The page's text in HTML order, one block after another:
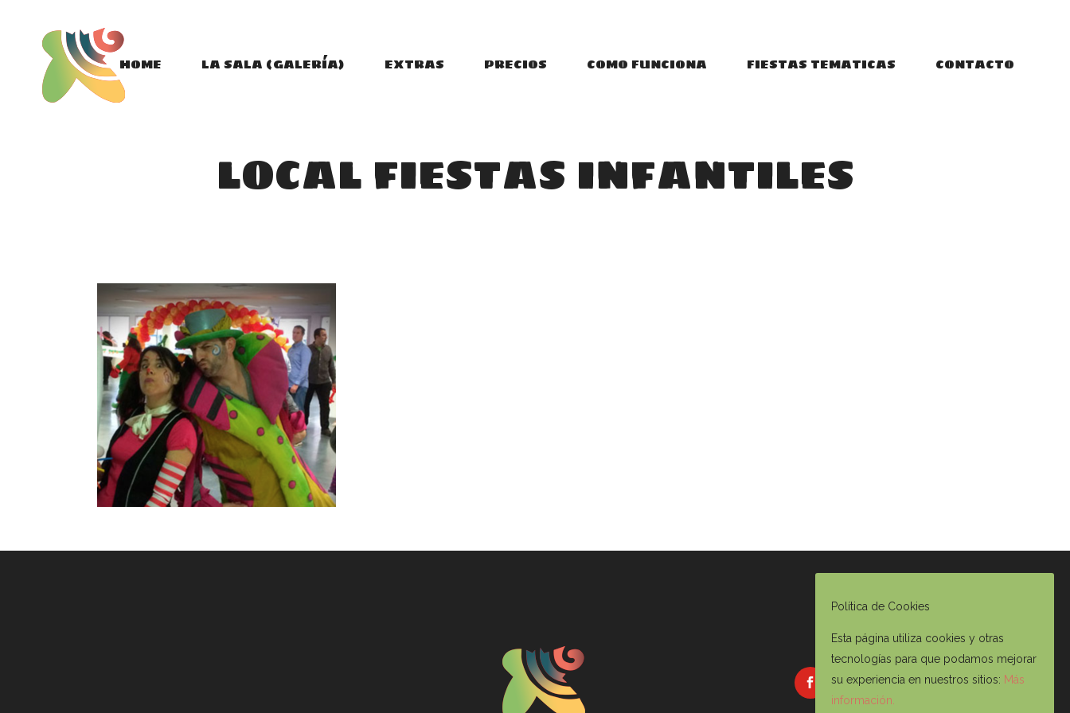
HOME LA SALA (GALERÍA) EXTRAS PRECIOS COMO FUNCIONA FIESTAS TEMATICAS CONTACTO
LOCAL FIESTAS INFANTILES
Política de Cookies
Esta página utiliza cookies y otras
tecnologías para que podamos mejorar
su experiencia en nuestros sitios: Más
información.